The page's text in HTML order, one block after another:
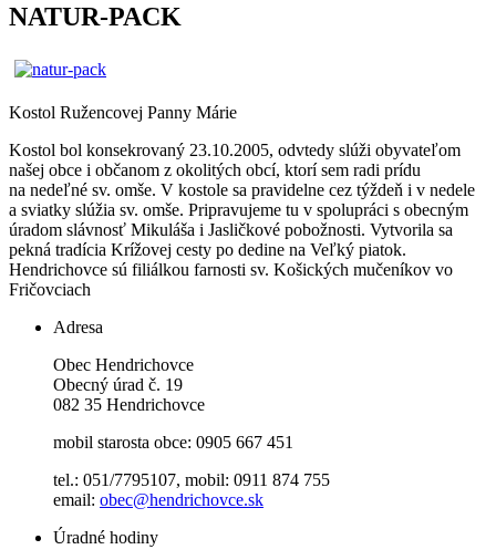
NATUR-PACK
Kostol Ružencovej Panny Márie
Kostol bol konsekrovaný 23.10.2005, odvtedy slúži obyvateľom
našej obce i občanom z okolitých obcí, ktorí sem radi prídu
na nedeľné sv. omše. V kostole sa pravidelne cez týždeň i v nedele
a sviatky slúžia sv. omše. Pripravujeme tu v spolupráci s obecným
úradom slávnosť Mikuláša i Jasličkové pobožnosti. Vytvorila sa
pekná tradícia Krížovej cesty po dedine na Veľký piatok.
Hendrichovce sú filiálkou farnosti sv. Košických mučeníkov vo
Fričovciach
Adresa
Obec Hendrichovce
Obecný úrad č. 19
082 35 Hendrichovce
mobil starosta obce: 0905 667 451
tel.: 051/7795107, mobil: 0911 874 755
email: obec@hendrichovce.sk
Úradné hodiny